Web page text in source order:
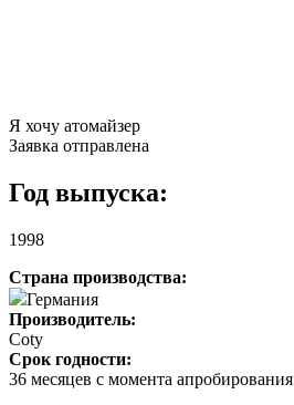
Я хочу атомайзер
Заявка отправлена
Год выпуска:
1998
Страна производства:
Германия
Производитель:
Coty
Срок годности:
36 месяцев с момента апробирования